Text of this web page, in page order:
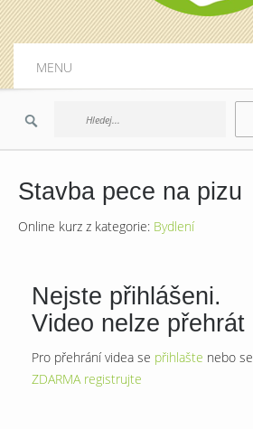
MENU
Stavba pece na pizu
Online kurz z kategorie: Bydlení
Nejste přihlášeni.
Video nelze přehrát
Pro přehrání videa se přihlašte nebo se
ZDARMA registrujte